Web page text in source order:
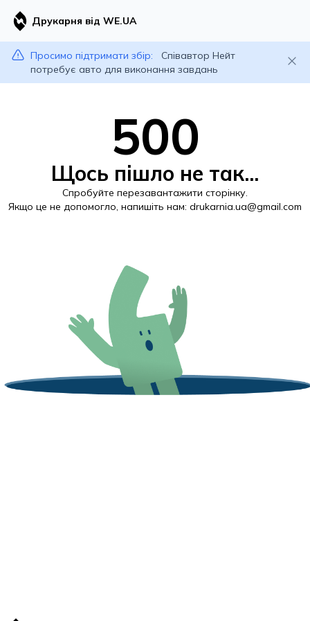
Друкарня від WE.UA
Просимо підтримати збір:
Співавтор Нейт
потребує авто для виконання завдань
500
Щось пішло не так...
Спробуйте перезавантажити сторінку.
Якщо це не допомогло, напишіть нам: drukarnia.ua@gmail.com